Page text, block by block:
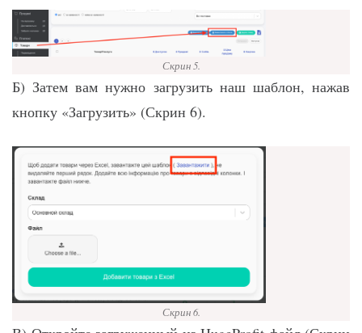
Скрин 5.
Б) Затем вам нужно загрузить наш шаблон, нажав
кнопку «Загрузить» (Скрин 6).
Скрин 6.